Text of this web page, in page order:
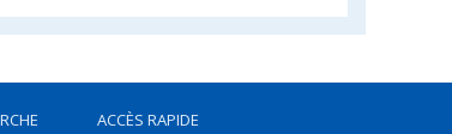
ACCÈS RAPIDE